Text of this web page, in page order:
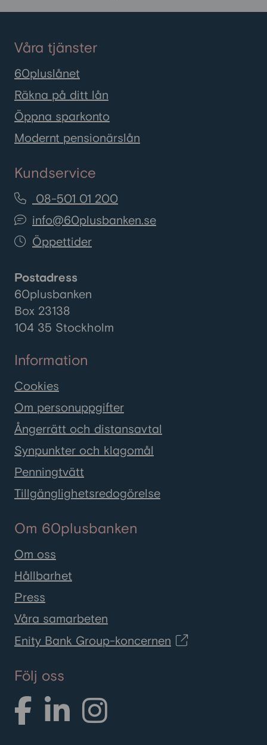
Våra tjänster
60pluslånet
Räkna på ditt lån
Öppna sparkonto
Modernt pensionärslån
Kundservice
08-501 01 200
info@60plusbanken.se
Öppettider
Postadress
60plusbanken
Box 23138
104 35 Stockholm
Information
Cookies
Om personuppgifter
Ångerrätt och distansavtal
Synpunkter och klagomål
Penningtvätt
Tillgänglighetsredogörelse
Om 60plusbanken
Om oss
Hållbarhet
Press
Våra samarbeten
Enity Bank Group-koncernen
Följ oss